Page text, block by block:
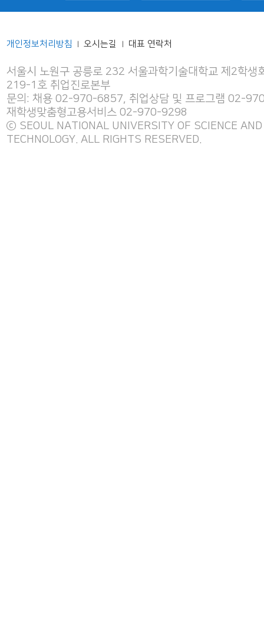
개인정보처리방침 | 오시는길 | 대표 연락처
서울시 노원구 공릉로 232 서울과학기술대학교 제2학생
219-1호 취업진로본부
문의: 채용 02-970-6857, 취업상담 및 프로그램 02-
재학생맞춤형고용서비스 02-970-9298
ⓒ SEOUL NATIONAL UNIVERSITY OF SCIENCE AND
TECHNOLOGY. ALL RIGHTS RESERVED.